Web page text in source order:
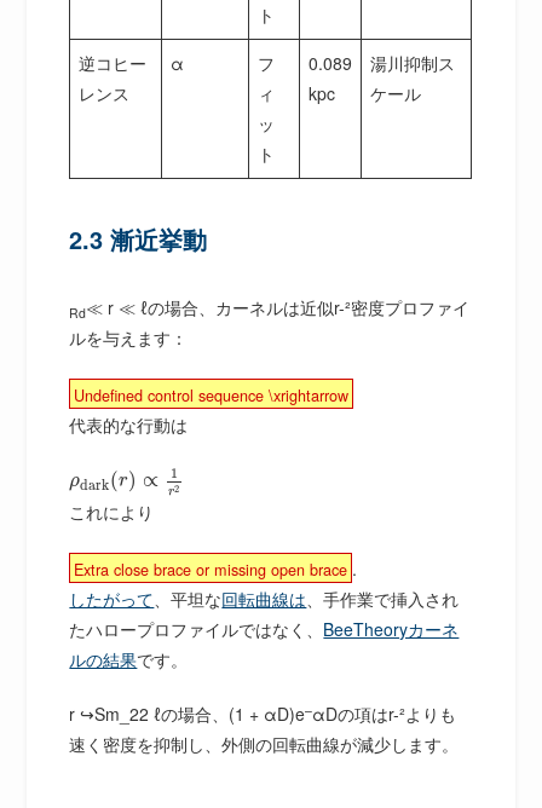
ト
逆コヒー
レンス
α
フ
ィ
ッ
ト
0.089
kpc
湯川抑制ス
ケール
2.3 漸近挙動
Rd≪ r ≪ ℓの場合、カーネルは近似r-²密度プロファイ
ルを与えます：
Undefined control sequence \xrightarrow
代表的な行動は
ρdark(r) ∝ 1
r2
これにより
Extra close brace or missing open brace .
したがって、平坦な回転曲線は、手作業で挿入され
たハロープロファイルではなく、 BeeTheoryカーネ
ルの結果です。
r ↪Sm_22 ℓの場合、(1 + αD)e–αDの項はr-²よりも
速く密度を抑制し、外側の回転曲線が減少します。